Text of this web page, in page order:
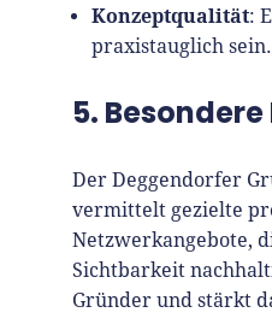
Konzeptqualität:
praxistauglich sein.
5.
Der Deggendorfer
vermittelt gezielte
Netzwerkangebote,
Sichtbarkeit
Gründer und stärkt